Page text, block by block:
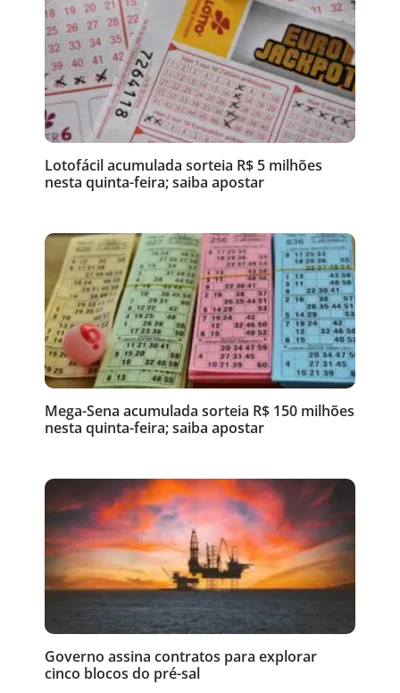
Lotofácil acumulada sorteia R$ 5 milhões
nesta quinta-feira; saiba apostar
Mega-Sena acumulada sorteia R$ 150 milhões
nesta quinta-feira; saiba apostar
Governo assina contratos para explorar
cinco blocos do pré-sal